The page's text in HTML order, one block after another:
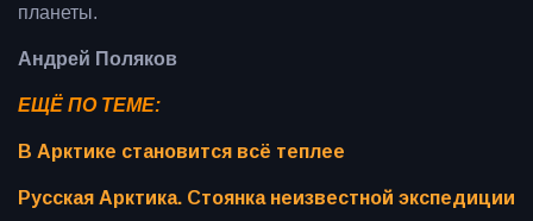
планеты.
Андрей Поляков
ЕЩЁ ПО ТЕМЕ:
В Арктике становится всё теплее
Русская Арктика. Стоянка неизвестной экспедиции